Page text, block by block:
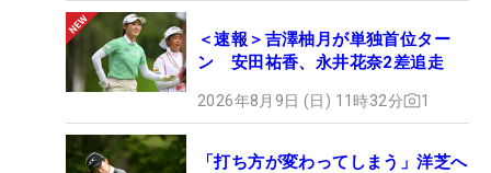
＜速報＞吉澤柚月が単独首位ター
ン 安田祐香、永井花奈2差追走
2026年8月9日 (日) 11時32分 1
「打ち方が変わってしまう」洋芝へ